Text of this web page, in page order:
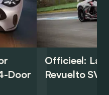
Door
Officieel:
Revuelto SV